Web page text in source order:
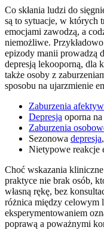
Co skłania ludzi do
są to sytuacje, w których
emocjami zawodzą, a
niemożliwe.
epizody manii prowadzą
depresją lekooporną, dla
także osoby z
sposobu na ujarzmienie
Zaburzenia
Depresja oporna
Zaburzenia
Sezonowa depresja
Nietypowe reakcje
Choć wskazania
praktyce nie brak osób,
własną rękę, bez
różnica między celowym
eksperymentowaniem
poprawą a poważnymi